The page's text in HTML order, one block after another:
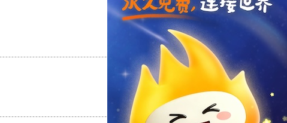
支持
支持 反对 [0]